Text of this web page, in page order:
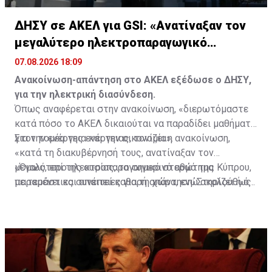
ΔΗΣΥ σε ΑΚΕΛ για GSI: «Ανατίναξαν τον
μεγαλύτερο ηλεκτροπαραγωγικό
σταθμό»
07.08.2026 18:09
Ανακοίνωση-απάντηση στο ΑΚΕΛ εξέδωσε ο ΔΗΣΥ,
για την ηλεκτρική διασύνδεση.
Όπως αναφέρεται στην ανακοίνωση, «διερωτόμαστε
κατά πόσο το ΑΚΕΛ δικαιούται να παραδίδει μαθήματα
για την ενέργεια και την οικονομία».
Στον τομέα της ενέργειας, τονίζει η ανακοίνωση,
«κατά τη διακυβέρνησή τους, ανατίναξαν τον
μεγαλύτερο ηλεκτροπαραγωγικό σταθμό της Κύπρου,
με τεράστιες συνέπειες για τη χώρα, ενώ ακολούθως
«Όμως, επί της ουσίας, το σημερινό ερώτημα
παραμένει και απαιτεί καθαρή απάντηση: Στηρίζει ή όχι
χώρες της Δύσης;», καταλήγει η ανακοίνωση.